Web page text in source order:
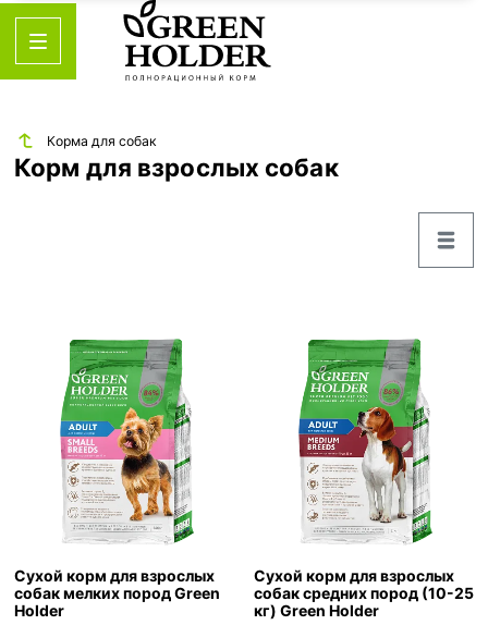
Корма для собак
Корм для взрослых собак
Сухой корм для взрослых
собак мелких пород Green
Holder
Сухой корм для взрослых
собак средних пород (10-25
кг) Green Holder